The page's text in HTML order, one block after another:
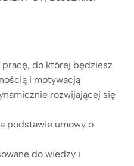
pracę, do której będziesz
i motywacją
rozwijającej się
podstawie umowy o
do wiedzy i